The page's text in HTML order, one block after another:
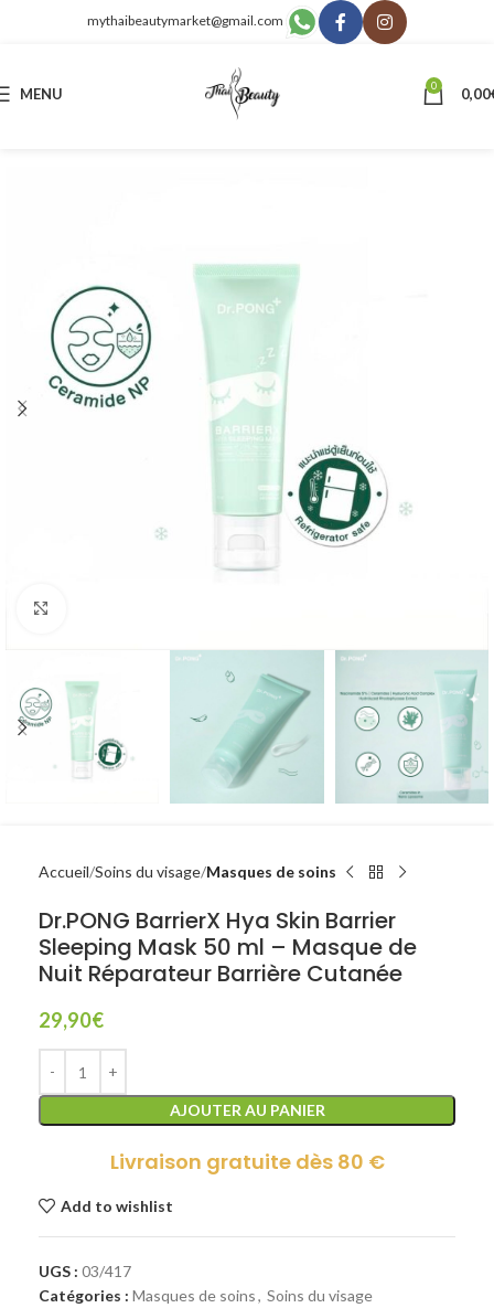
mythaibeautymarket@gmail.com
MENU 0 0,00
Accueil Soins du visage Masques de soins
Dr.PONG BarrierX Hya Skin Barrier
Sleeping Mask 50 ml – Masque de
Nuit Réparateur Barrière Cutanée
29,90€
AJOUTER AU PANIER
Livraison gratuite dès 80 €
Add to wishlist
UGS : 03/417
Catégories : Masques de soins, Soins du visage